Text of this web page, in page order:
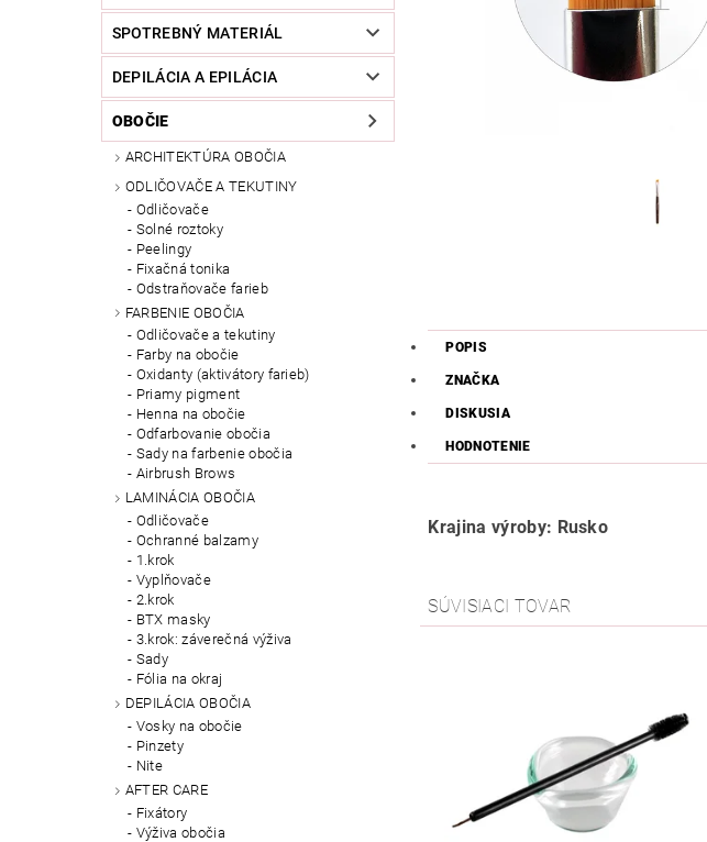
SPOTREBNÝ MATERIÁL
DEPILÁCIA A EPILÁCIA
OBOČIE
ARCHITEKTÚRA OBOČIA
ODLIČOVAČE A TEKUTINY
Odličovače
Solné roztoky
Peelingy
Fixačná tonika
Odstraňovače farieb
FARBENIE OBOČIA
Odličovače a tekutiny
Farby na obočie
Oxidanty (aktivátory farieb)
Priamy pigment
Henna na obočie
Odfarbovanie obočia
Sady na farbenie obočia
Airbrush Brows
LAMINÁCIA OBOČIA
Odličovače
Ochranné balzamy
1.krok
Vyplňovače
2.krok
BTX masky
3.krok: záverečná výživa
Sady
Fólia na okraj
DEPILÁCIA OBOČIA
Vosky na obočie
Pinzety
Nite
AFTER CARE
Fixátory
Výživa obočia
POPIS
ZNAČKA
DISKUSIA
HODNOTENIE
Krajina výroby: Rusko
SÚVISIACI TOVAR